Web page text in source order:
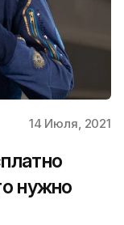
14 Июля, 2021
нужно